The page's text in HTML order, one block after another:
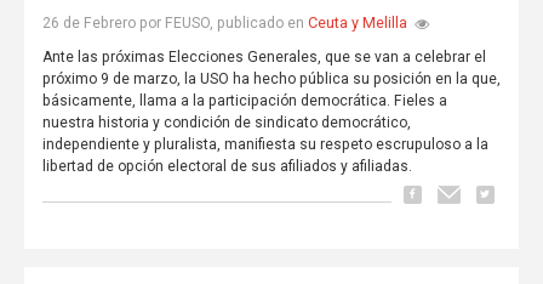
26 de Febrero por FEUSO, publicado en Ceuta y Melilla
Ante las próximas Elecciones Generales, que se van a celebrar el
próximo 9 de marzo, la USO ha hecho pública su posición en la que,
básicamente, llama a la participación democrática. Fieles a
nuestra historia y condición de sindicato democrático,
independiente y pluralista, manifiesta su respeto escrupuloso a la
libertad de opción electoral de sus afiliados y afiliadas.